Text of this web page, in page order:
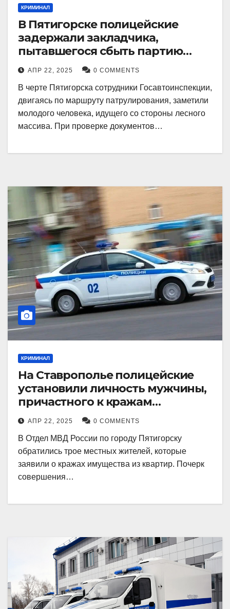
КРИМИНАЛ
В Пятигорске полицейские
задержали закладчика,
пытавшегося сбыть партию
синтетического наркотика
АПР 22, 2025 0 COMMENTS
В черте Пятигорска сотрудники Госавтоинспекции,
двигаясь по маршруту патрулирования, заметили
молодого человека, идущего со стороны лесного
массива. При проверке документов…
КРИМИНАЛ
На Ставрополье полицейские
установили личность мужчины,
причастного к кражам
имущества из квартир в
Пятигорске
АПР 22, 2025 0 COMMENTS
В Отдел МВД России по городу Пятигорску
обратились трое местных жителей, которые
заявили о кражах имущества из квартир. Почерк
совершения…